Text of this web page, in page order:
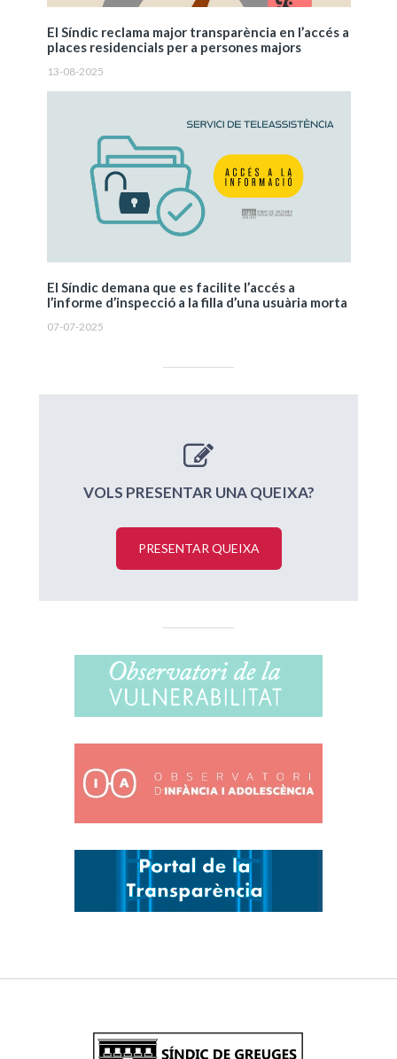
El Síndic reclama major transparència en l’accés a
places residencials per a persones majors
13-08-2025
El Síndic demana que es facilite l’accés a
l’informe d’inspecció a la filla d’una usuària morta
07-07-2025
VOLS PRESENTAR UNA QUEIXA?
PRESENTAR QUEIXA